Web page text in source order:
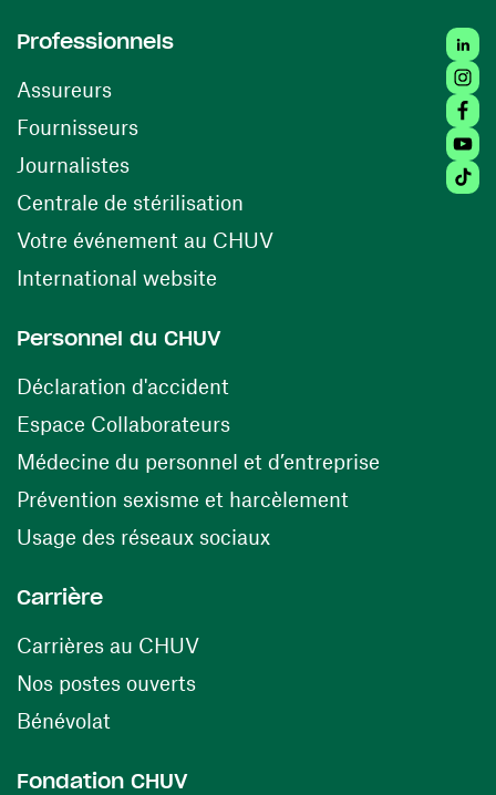
Professionnels
Assureurs
Fournisseurs(ouvre une nouvelle fenêtre)
Journalistes
Centrale de stérilisation (ouvre une nouvelle
Votre événement au CHUV(ouvre une nouvelle
International website
Personnel du CHUV
Déclaration d'accident
Espace Collaborateurs(ouvre une nouvelle fenêtre)
Médecine du personnel et d’entreprise
Prévention sexisme et harcèlement
Usage des réseaux sociaux(ouvre une nouvelle
Carrière
Carrières au CHUV(ouvre une nouvelle fenêtre)
Nos postes ouverts(ouvre une nouvelle fenêtre)
Bénévolat
Fondation CHUV